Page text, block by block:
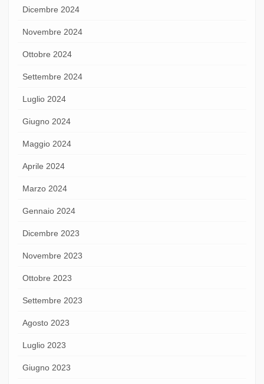
Dicembre 2024
Novembre 2024
Ottobre 2024
Settembre 2024
Luglio 2024
Giugno 2024
Maggio 2024
Aprile 2024
Marzo 2024
Gennaio 2024
Dicembre 2023
Novembre 2023
Ottobre 2023
Settembre 2023
Agosto 2023
Luglio 2023
Giugno 2023